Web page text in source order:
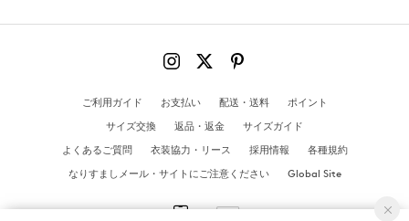
ご利用ガイド お支払い 配送・送料
ポイント
サイズ交換
返品・返金
サイズガイド
よくあるご質問
衣装協力・リース 採用情報
各種規約
なりすましメール・サイトにご注意ください
Global Site